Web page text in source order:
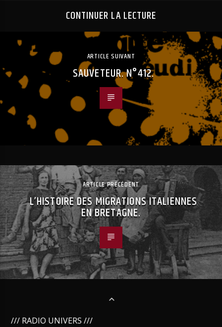
CONTINUER LA LECTURE
ARTICLE SUIVANT
SAUVETEUR. N°412.
ARTICLE PRÉCÉDENT
L’HISTOIRE DES MIGRATIONS ITALIENNES
EN BRETAGNE.
/// RADIO UNIVERS ///